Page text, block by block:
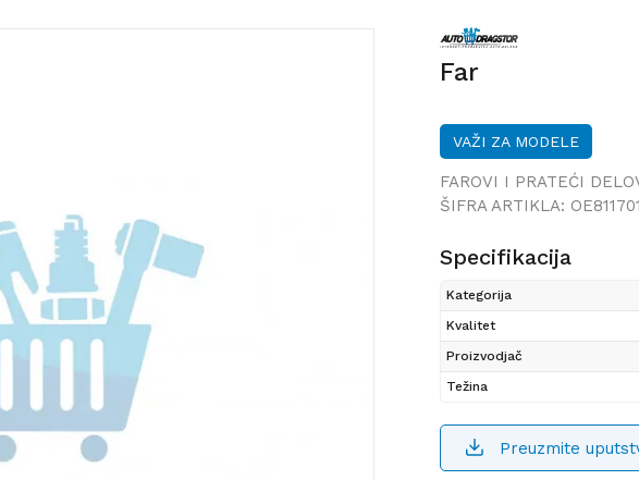
Far
VAŽI ZA MODELE
FAROVI I PRATEĆI
ŠIFRA ARTIKLA:
Specifikacija
Kategorija
Kvalitet
Proizvodjač
Težina
Preuzmite